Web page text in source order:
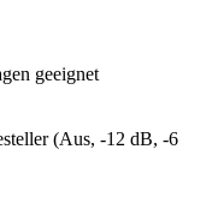
geeignet
(Aus, -12 dB, -6